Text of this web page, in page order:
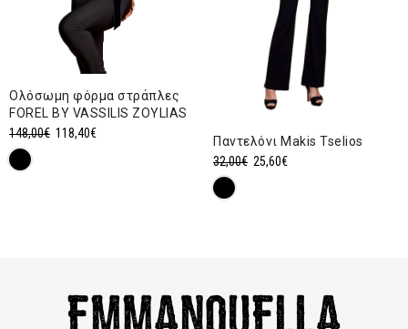
Ολόσωμη φόρμα στράπλες
FOREL BY VASSILIS ZOYLIAS
148,00€ Original
118,40€Η
Παντελόνι Makis Tselios
32,00€ Original
25,60€Η